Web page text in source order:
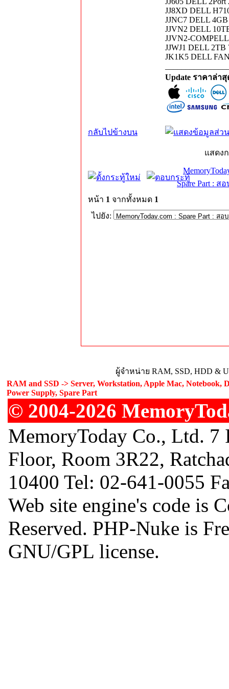
JJ8XD DELL
JJNC7 DELL
JJVN2 DELL
JJVN2-
JJWJ1 DELL 2TB
JK1K5 DELL
Update ราคาล่า
กลับไปข้างบน
แสดง
Spare Part : ส
หน้า 1 จากทั้งหมด 1
ไปยัง:
ผู้จำหน่าย RAM, SSD, HDD &
RAM and SSD -> Server, Workstation, Apple Mac, Notebook,
Power Supply, Spare Part
© 2004-2026
MemoryToday Co., Ltd.
Floor, Room 3R22,
10400 Tel: 02-641-0055
Web site engine's code is
Reserved. PHP-Nuke is
GNU/GPL license.